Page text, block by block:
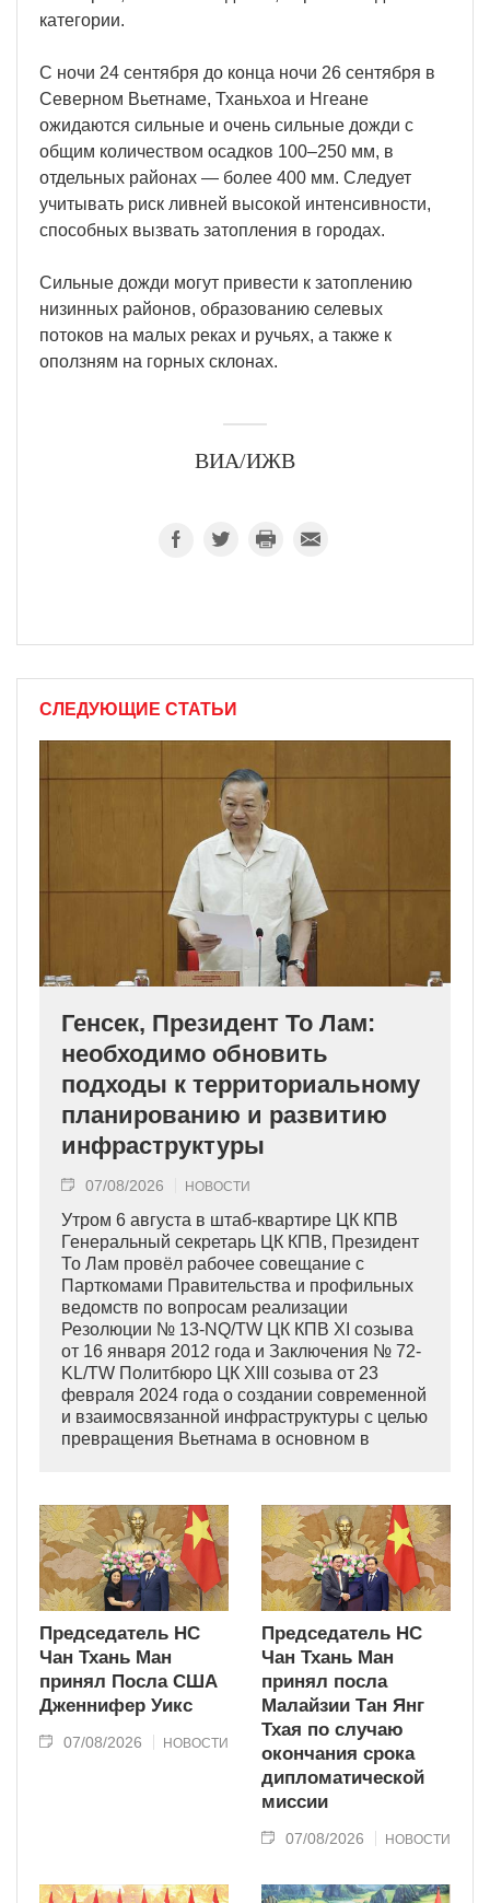
категории.
С ночи 24 сентября до конца ночи 26 сентября в
Северном Вьетнаме, Тханьхоа и Нгеане
ожидаются сильные и очень сильные дожди с
общим количеством осадков 100–250 мм, в
отдельных районах — более 400 мм. Следует
учитывать риск ливней высокой интенсивности,
способных вызвать затопления в городах.
Сильные дожди могут привести к затоплению
низинных районов, образованию селевых
потоков на малых реках и ручьях, а также к
оползням на горных склонах.
ВИА/ИЖВ
СЛЕДУЮЩИЕ СТАТЬИ
Генсек, Президент То Лам:
необходимо обновить
подходы к территориальному
планированию и развитию
инфраструктуры
07/08/2026 НОВОСТИ
Утром 6 августа в штаб-квартире ЦК КПВ
Генеральный секретарь ЦК КПВ, Президент
То Лам провёл рабочее совещание с
Парткомами Правительства и профильных
ведомств по вопросам реализации
Резолюции № 13-NQ/TW ЦК КПВ XI созыва
от 16 января 2012 года и Заключения № 72-
KL/TW Политбюро ЦК XIII созыва от 23
февраля 2024 года о создании современной
и взаимосвязанной инфраструктуры с целью
превращения Вьетнама в основном в
Председатель НС
Чан Тхань Ман
принял Посла США
Дженнифер Уикс
07/08/2026 НОВОСТИ
Председатель НС
Чан Тхань Ман
принял посла
Малайзии Тан Янг
Тхая по случаю
окончания срока
дипломатической
миссии
07/08/2026 НОВОСТИ